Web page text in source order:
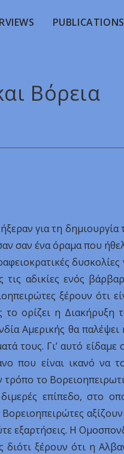
PUBLICATIONS
Βόρεια
για τη δημιουργία
σαν ένα όραμα που
δυσκολίες
αδικίες ενός
ξέρουν ότι
ορίζει η Διακήρυξη
Αμερικής θα παλέψει
τους. Γι’ αυτό είδαμε
που είναι ικανό να
τρόπο το
επίπεδο, στο
εξαρτήσεις. Η
ξέρουν ότι η